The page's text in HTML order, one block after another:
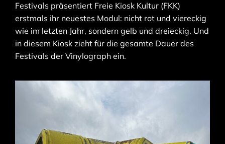
Festivals präsentiert Freie Kiosk Kultur (FKK)
erstmals ihr neuestes Modul: nicht rot und viereckig
wie im letzten Jahr, sondern gelb und dreieckig. Und
in diesem Kiosk zieht für die gesamte Dauer des
Festivals der Vinylograph ein.